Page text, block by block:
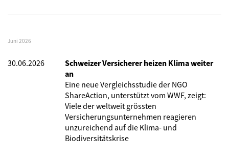
Juni 2026
30.06.2026
Schweizer Versicherer heizen Klima weiter
an
Eine neue Vergleichsstudie der NGO
ShareAction, unterstützt vom WWF, zeigt:
Viele der weltweit grössten
Versicherungsunternehmen reagieren
unzureichend auf die Klima- und
Biodiversitätskrise